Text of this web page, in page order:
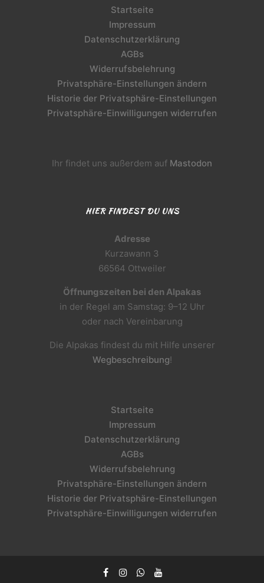
Startseite
Impressum
Datenschutzerklärung
AGBs
Widerrufsbelehrung
Privatsphäre-Einstellungen ändern
Historie der Privatsphäre-Einstellungen
Privatsphäre-Einwilligungen widerrufen
Ihr findet uns außerdem auf Mastodon
HIER FINDEST DU UNS
Adresse
Kurzawann 3
66564 Ottweiler
Öffnungszeiten bei den Alpakas
in der Regel am Samstag: 9–12 Uhr
oder nach Vereinbarung
Die Alpakas findest du mit Hilfe unserer
Wegbeschreibung!
Startseite
Impressum
Datenschutzerklärung
AGBs
Widerrufsbelehrung
Privatsphäre-Einstellungen ändern
Historie der Privatsphäre-Einstellungen
Privatsphäre-Einwilligungen widerrufen